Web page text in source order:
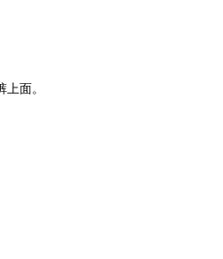
面。